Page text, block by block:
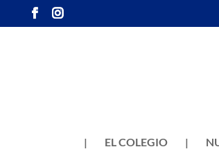
| EL COLEGIO |